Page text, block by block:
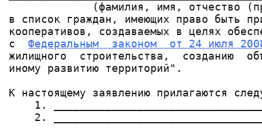
(фамилия, имя, отчество
в список граждан, имеющих право быть
кооперативов, создаваемых в целях
с Федеральным  законом  от 24 июля
жилищного  строительства,  созданию
иному развитию территорий".
К настоящему заявлению прилагаются
1.
2.